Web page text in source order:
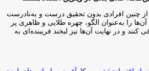
از چنین افرادی بدون تحقیق درست و به‌نادرست
را به‌عنوان الگو، چهره طلایی و ظاهری پر
و در نهایت آن‌ها نیز لبخند فریبنده‌ای به